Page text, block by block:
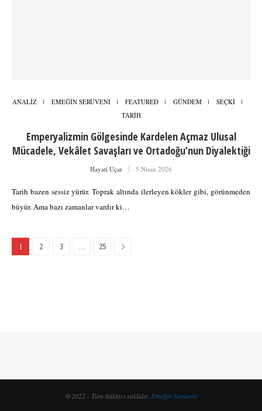
ANALİZ EMEĞİN SERÜVENİ FEATURED GÜNDEM
SEÇKİ
TARİH
Emperyalizmin Gölgesinde Kardelen Açmaz Ulusal
Mücadele, Vekâlet Savaşları ve Ortadoğu’nun Diyalektiği
Hayati Uçar 5 Nisan 2026
Tarih bazen sessiz yürür. Toprak altında ilerleyen kökler gibi, görünmeden
büyür. Ama bazı zamanlar vardır ki…
1 2 3 … 25
@2022 - Tüm hakları saklıdır. Emeğin Serüveni